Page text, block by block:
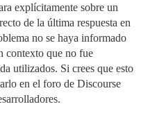
explícitamente sobre un
de la última respuesta en
no se haya informado
contexto que no fue
utilizados. Si crees que esto
en el foro de Discourse